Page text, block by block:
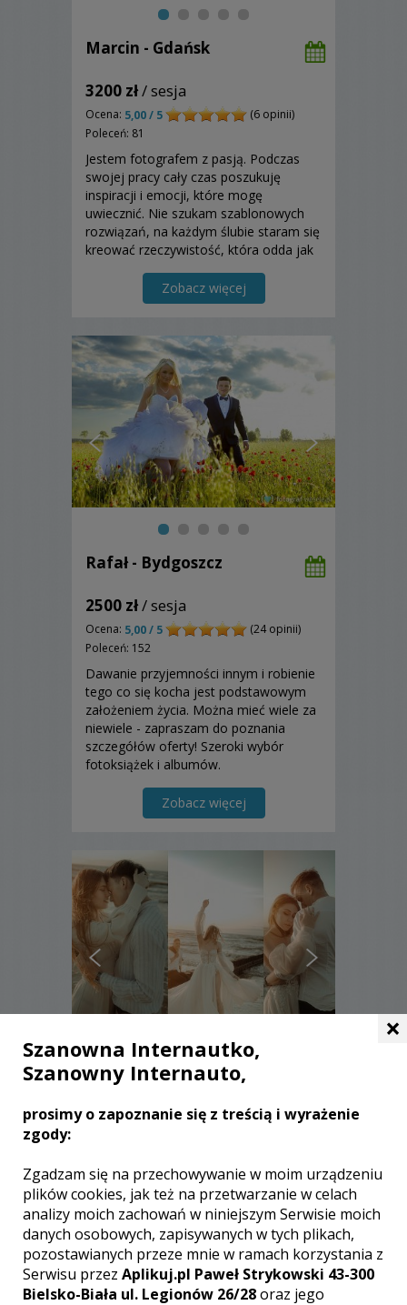
Marcin - Gdańsk
3200 zł/ sesja
Ocena: 5,00 / 5
(6 opinii)
Poleceń: 81
Jestem fotografem z pasją. Podczas
swojej pracy cały czas poszukuję
inspiracji i emocji, które mogę
uwiecznić. Nie szukam szablonowych
rozwiązań, na każdym ślubie staram się
kreować rzeczywistość, która odda jak
Zobacz więcej
Rafał - Bydgoszcz
2500 zł/ sesja
Ocena: 5,00 / 5
(24 opinii)
Poleceń: 152
Dawanie przyjemności innym i robienie
tego co się kocha jest podstawowym
założeniem życia. Można mieć wiele za
niewiele - zapraszam do poznania
szczegółów oferty! Szeroki wybór
fotoksiążek i albumów.
Zobacz więcej
Monika i Krzysztof - Toruń
2200 zł/ sesja
Ślub ? jego oprawa i sceneria to zawsze
okazja do świętowania. Z uroczystości
ślubnej wykonamy Wam piękne
fotografie ślubne obrazujące
przedstawienie z tego dnia na wysokim
poziomie. Na nich pokażemy m.in.
Wasze szczęście, radość, miłość,
×
Szanowna Internautko,
Szanowny Internauto,
prosimy o zapoznanie się z treścią i wyrażenie
zgody:
Zgadzam się na przechowywanie w moim urządzeniu
plików cookies, jak też na przetwarzanie w celach
analizy moich zachowań w niniejszym Serwisie moich
danych osobowych, zapisywanych w tych plikach,
pozostawianych przeze mnie w ramach korzystania z
Serwisu przez Aplikuj.pl Paweł Strykowski 43-300
Bielsko-Biała ul. Legionów 26/28oraz jego